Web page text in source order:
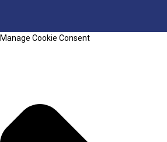
Manage Cookie Consent